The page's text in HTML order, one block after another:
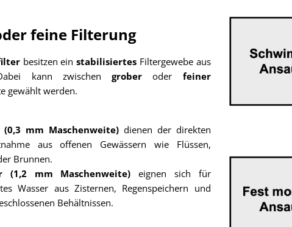
feine Filterung
besitzen ein stabilisiertes Filtergewebe aus
kann zwischen groberoder feiner
gewählt werden.
mm Maschenweite)dienen der direkten
aus offenen Gewässern wie Flüssen,
Brunnen.
(1,2 mm Maschenweite) eignen sich für
Wasser aus Zisternen, Regenspeichern und
Behältnissen.